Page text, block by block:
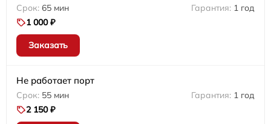
65 мин
1 год
1 000 ₽
Заказать
Не работает порт
55 мин
1 год
2 150 ₽